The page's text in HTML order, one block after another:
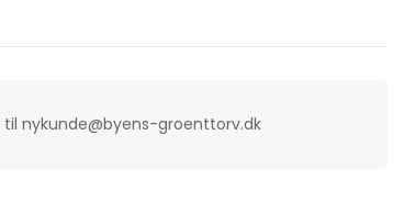
nykunde@byens-groenttorv.dk